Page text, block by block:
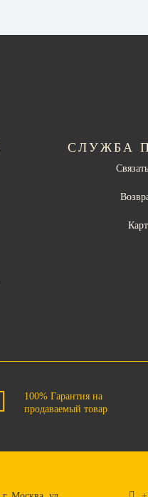
СЛУЖБА
100% Гарантия на
продаваемый товар